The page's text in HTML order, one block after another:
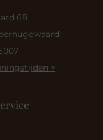
68
>